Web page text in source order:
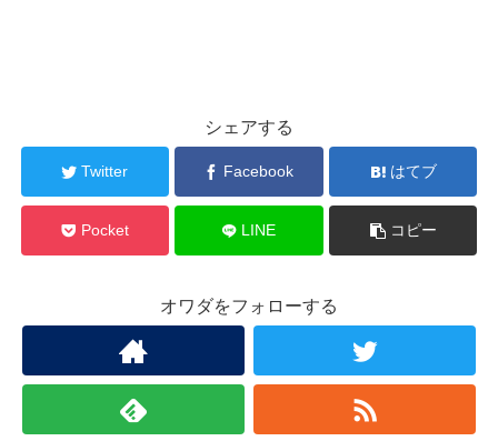
シェアする
Twitter Facebook はてブ
Pocket LINE コピー
オワダをフォローする